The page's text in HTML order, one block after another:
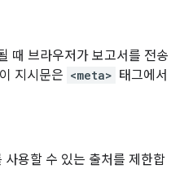
때 브라우저가 보고서를 전송
지시문은 <meta> 태그에서
용할 수 있는 출처를 제한합